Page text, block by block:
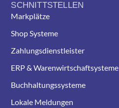
SCHNITTSTELLEN
Markplätze
Shop Systeme
Zahlungsdienstleister
ERP & Warenwirtschaftsysteme
Buchhaltungssysteme
Lokale Meldungen